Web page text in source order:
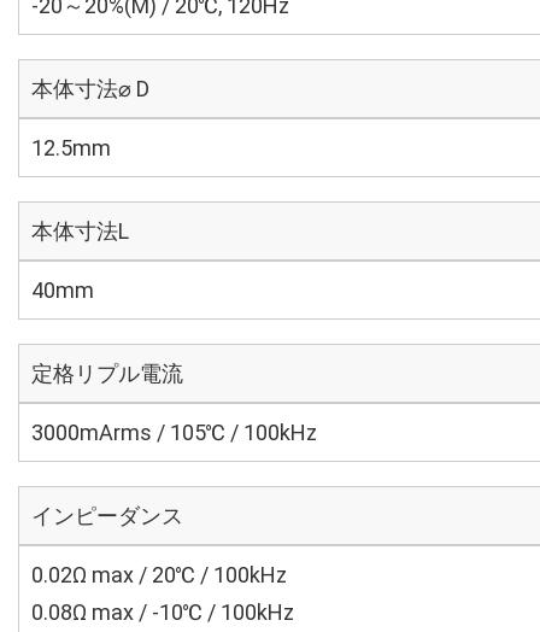
-20～20%(M) / 20℃, 120Hz
本体寸法⌀ D
12.5mm
本体寸法L
40mm
定格リプル電流
3000mArms / 105℃ / 100kHz
インピーダンス
0.02Ω max / 20℃ / 100kHz
0.08Ω max / -10℃ / 100kHz